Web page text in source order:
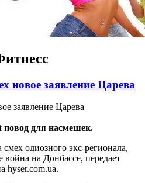
новое заявление Царева
заявление Царева
повод для насмешек.
одиозного экс-регионала,
на Донбассе, передает
hyser.com.ua.